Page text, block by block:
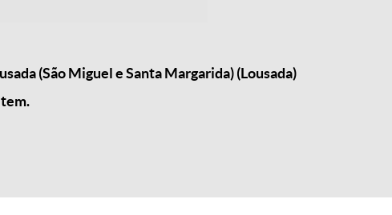
(São Miguel e Santa Margarida) (Lousada)